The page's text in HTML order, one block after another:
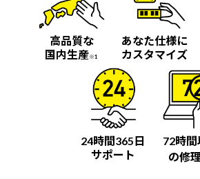
高品質な
国内生産※1
あなた仕様に
カスタマイズ
24時間365日
サポート
72時間
の修